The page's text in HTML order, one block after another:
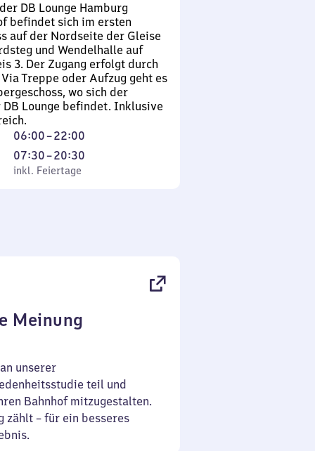
DB Lounge Hamburg
befindet sich im ersten
auf der Nordseite der Gleise
und Wendelhalle auf
3. Der Zugang erfolgt durch
Treppe oder Aufzug geht es
wo sich der
DB Lounge befindet. Inklusive
06:00–22:00
Von
6
Uhr
07:30–20:30
Von
7
inkl. Feiertage
Meinung
unserer
teil und
Bahnhof mitzugestalten.
zählt – für ein besseres